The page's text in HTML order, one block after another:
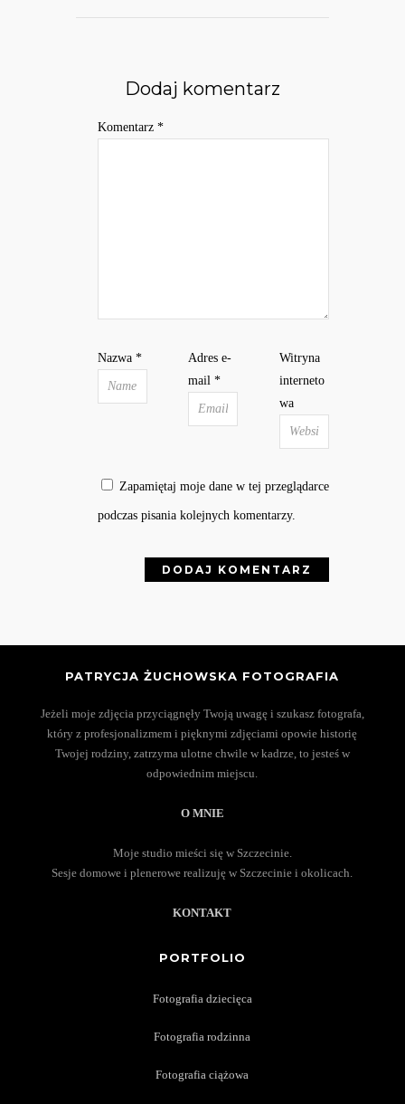
Dodaj komentarz
Komentarz *
Nazwa *
Adres e-
mail*
Witryna
interneto
wa
Zapamiętaj moje dane w tej przeglądarce
podczas pisania kolejnych komentarzy.
PATRYCJA ŻUCHOWSKA FOTOGRAFIA
Jeżeli moje zdjęcia przyciągnęły Twoją uwagę i szukasz fotografa,
który z profesjonalizmem i pięknymi zdjęciami opowie historię
Twojej rodziny, zatrzyma ulotne chwile w kadrze, to jesteś w
odpowiednim miejscu.
O MNIE
Moje studio mieści się w Szczecinie.
Sesje domowe i plenerowe realizuję w Szczecinie i okolicach.
KONTAKT
PORTFOLIO
Fotografia dziecięca
Fotografia rodzinna
Fotografia ciążowa